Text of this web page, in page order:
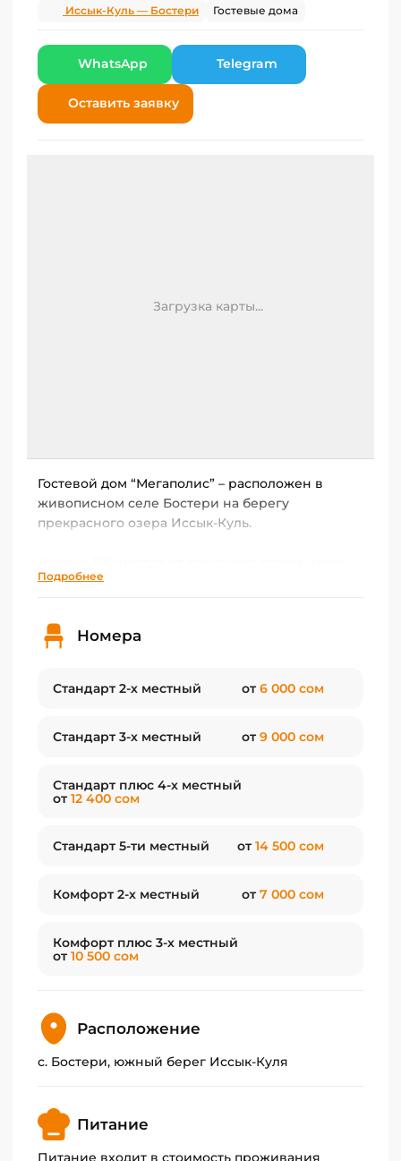
Иссык-Куль — Бостери Гостевые дома
WhatsApp Telegram
Оставить заявку
Загрузка карты...
Гостевой дом “Мегаполис” – расположен в
живописном селе Бостери на берегу
прекрасного озера Иссык-Куль.
вы сможете насладиться кристально чистым
пейзажами.
номера различных категорий:
экономных путешественников.
🛏️Комфорт: Просторные номера с
улучшенными удобствами для более приятного
🛏️Комфорт Плюс: Самые просторные и
комфорта.
В каждом номере вы найдете все необходимое
для комфортного проживания, а бесплатный
Вкусная кухня порадует вас разнообразными
блюдами.
Для вашей безопасности территория гостевого
Подробнее
Номера
Стандарт 2-х местный от 6 000 сом
Стандарт 3-х местный от 9 000 сом
Стандарт плюс 4-х местный
от 12 400 сом
Стандарт 5-ти местный от 14 500 сом
Комфорт 2-х местный от 7 000 сом
Комфорт плюс 3-х местный
от 10 500 сом
Расположение
с. Бостери, южный берег Иссык-Куля
Питание
Питание входит в стоимость проживания